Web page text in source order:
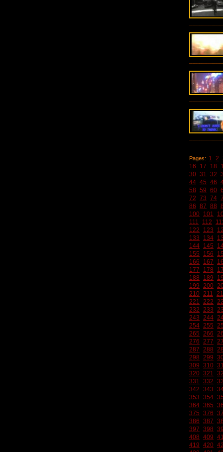
Pages: 1 2
16
17 18
30 31 32
44 45 46
58 59 60
72 73 74
86 87 88
100 101
111
112
122
123
133
134
144 145
155
156
166
167
177
178
188
189
199 200
210 211
221 222
232 233
243 244
254 255
265 266
276 277
287 288
298 299
309 310
320 321
331 332
342 343
353 354
364 365
375 376
386 387
397 398
408 409
419 420